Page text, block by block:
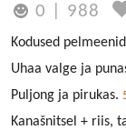
0 988
Kodused
Uhaa valge ja
Puljong ja pirukas.
Kanašnitsel + riis,